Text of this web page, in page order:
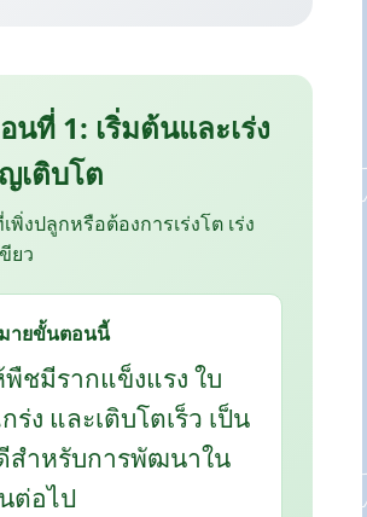
นที่ 1: เริ่มต้นและเร่ง
เติบโต
งปลูกหรือต้องการเร่งโต เร่ง
ยว
มายขั้นตอนนี้
ชมีรากแข็งแรง ใบ
ร่ง และเติบโตเร็ว เป็น
สำหรับการพัฒนาใน
ต่อไป